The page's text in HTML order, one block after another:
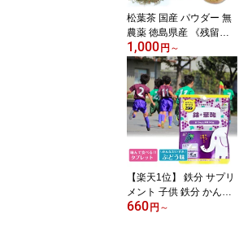
松葉茶 国産 パウダー 無
農薬 徳島県産 《残留農
薬検査済》赤松 松葉 徳
島県産 無添加 粉末 松葉
パウダー 健康茶 ギフト
送料無料 松葉茶 国産 無
農薬 パウダー 粉末 無添
加 健康茶 まつば茶 【楽
天1位】
1,000円 ～
【楽天1位】 鉄分 サプリ
メント 子供 鉄分 かんで
おいしいチュアブルサプ
660円 ～